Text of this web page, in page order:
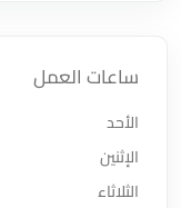
ساعات العمل
الأحد
الإثنين
الثلاثاء